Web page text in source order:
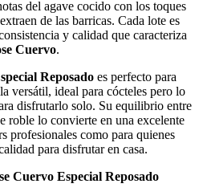
del agave cocido con los toques
de las barricas. Cada lote es
y calidad que caracteriza
Cuervo.
Reposadoes perfecto para
versátil, ideal para cócteles pero lo
disfrutarlo solo. Su equilibrio entre
roble lo convierte en una excelente
profesionales como para quienes
para disfrutar en casa.
Cuervo Especial Reposado